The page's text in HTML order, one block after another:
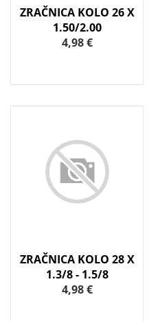
ZRAČNICA KOLO 26 X
1.50/2.00
4,98 €
ZRAČNICA KOLO 28 X
1.3/8 - 1.5/8
4,98 €